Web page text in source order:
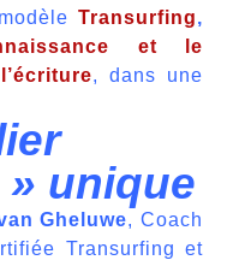
Transurfing,
et le
l’écriture, dans une
unique
Gheluwe, Coach
Transurfing et